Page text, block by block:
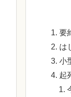
要
は
小
起